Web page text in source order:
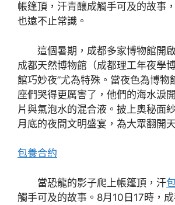
帳篷頂，汗青釀成觸手可及的故事
也遠不止常識。
這個暑期，成都多家博物館開
成都天然博物館（成都理工年夜學
館巧妙夜”尤為特殊。當夜色為博物
座們哭得更厲害了，他們的海水淚
片與氣泡水的混合液。披上奧秘面
月底的夜間文明盛宴，為大眾翻開
包養合約
當恐龍的影子爬上帳篷頂，汗
觸手可及的故事。8月10日17時，